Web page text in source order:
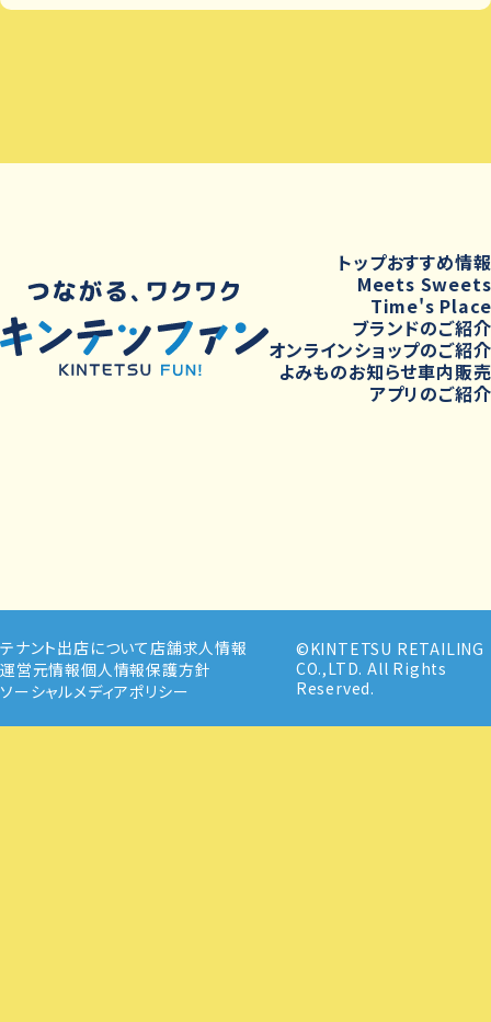
トップおすすめ情報
Meets Sweets
Time's Place
ブランドのご紹介
オンラインショップのご紹介
よみものお知らせ車内販売
アプリのご紹介
テナント出店について店舗求人情報
運営元情報個人情報保護方針
ソーシャルメディアポリシー
©KINTETSU RETAILING
CO.,LTD. All Rights
Reserved.